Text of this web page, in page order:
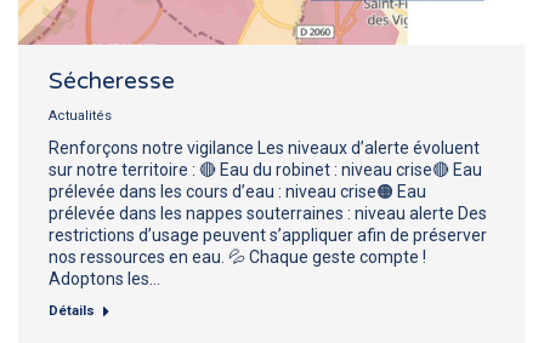
Sécheresse
Actualités
Renforçons notre vigilance Les niveaux d’alerte évoluent
sur notre territoire : 🔴 Eau du robinet : niveau crise🔴 Eau
prélevée dans les cours d’eau : niveau crise🟠 Eau
prélevée dans les nappes souterraines : niveau alerte Des
restrictions d’usage peuvent s’appliquer afin de préserver
nos ressources en eau. 💦 Chaque geste compte !
Adoptons les…
Détails